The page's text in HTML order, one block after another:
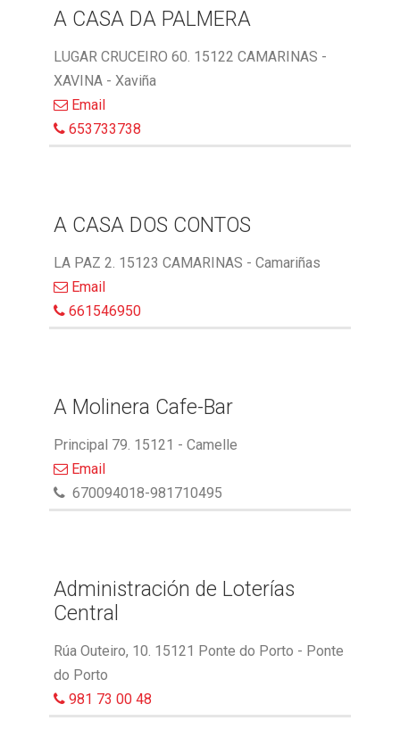
A CASA DA PALMERA
LUGAR CRUCEIRO 60. 15122 CAMARINAS -
XAVINA - Xaviña
Email
653733738
A CASA DOS CONTOS
LA PAZ 2. 15123 CAMARINAS - Camariñas
Email
661546950
A Molinera Cafe-Bar
Principal 79. 15121 - Camelle
Email
670094018-981710495
Administración de Loterías
Central
Rúa Outeiro, 10. 15121 Ponte do Porto - Ponte
do Porto
981 73 00 48